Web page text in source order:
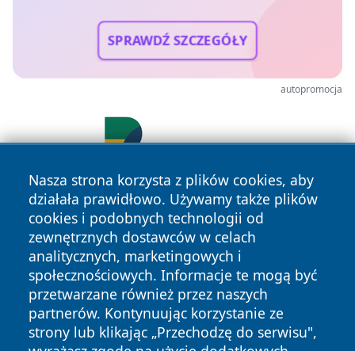
SPRAWDŹ SZCZEGÓŁY
autopromocja
Nasza strona korzysta z plików cookies, aby
działała prawidłowo. Używamy także plików
cookies i podobnych technologii od
zewnętrznych dostawców w celach
analitycznych, marketingowych i
społecznościowych. Informacje te mogą być
przetwarzane również przez naszych
partnerów. Kontynuując korzystanie ze
strony lub klikając „Przechodzę do serwisu",
Copyright © 2026 belchatowski24.pl Wszystkie prawa
zastrzeżone.